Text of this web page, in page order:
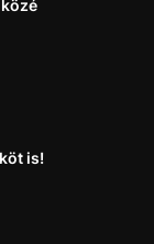
is!